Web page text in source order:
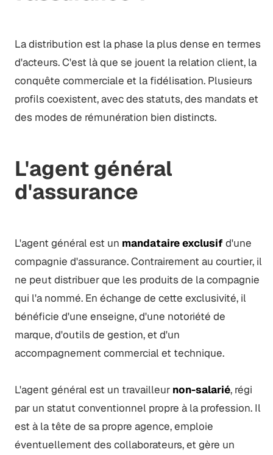
La distribution est la phase la plus dense en termes
d'acteurs. C'est là que se jouent la relation client, la
conquête commerciale et la fidélisation. Plusieurs
profils coexistent, avec des statuts, des mandats et
des modes de rémunération bien distincts.
L'agent général
d'assurance
L'agent général est un mandataire exclusif d'une
compagnie d'assurance. Contrairement au courtier, il
ne peut distribuer que les produits de la compagnie
qui l'a nommé. En échange de cette exclusivité, il
bénéficie d'une enseigne, d'une notoriété de
marque, d'outils de gestion, et d'un
accompagnement commercial et technique.
L'agent général est un travailleur non-salarié, régi
par un statut conventionnel propre à la profession. Il
est à la tête de sa propre agence, emploie
éventuellement des collaborateurs, et gère un